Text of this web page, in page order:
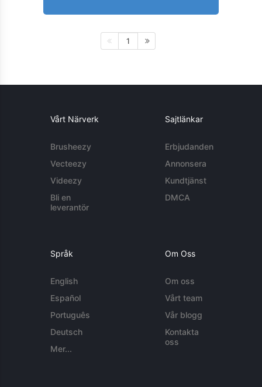
1
Vårt Närverk
Brusheezy
Vecteezy
Videezy
Bli en
leverantör
Sajtlänkar
Erbjudanden
Annonsera
Kundtjänst
DMCA
Språk
English
Español
Português
Deutsch
Mer...
Om Oss
Om oss
Vårt team
Vår blogg
Kontakta
oss